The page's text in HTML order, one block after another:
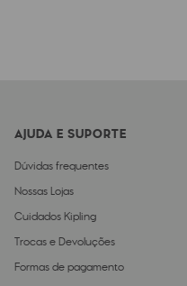
AJUDA E SUPORTE
Dúvidas frequentes
Nossas Lojas
Cuidados Kipling
Trocas e Devoluções
Formas de pagamento